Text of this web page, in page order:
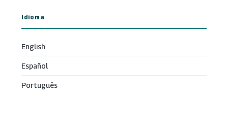
Idioma
English
Español
Português